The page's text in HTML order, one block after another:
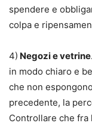
spendere e
colpa e
4) Negozi e vetrine
in modo chiaro e
che non
precedente, la
Controllare che fra